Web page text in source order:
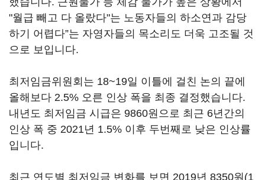
"월급 빼고 다 올랐다"는 노동자들의 하소연과 감당
하기 어렵다”는 자영자들의 목소리도 더욱 고조될 것
으로 보입니다.
최저임금위원회는 18~19일 이틀에 걸친 논의 끝에
올해보다 2.5% 오른 인상 폭을 최종 결정했습니다.
내년도 최저임금 시급은 9860원으로 최근 6년간의
인상 폭 중 2021년 1.5% 이후 두번째로 낮은 인상률
입니다.
최근 연도별 최저임금 변화를 보면 2019년 8350원(1